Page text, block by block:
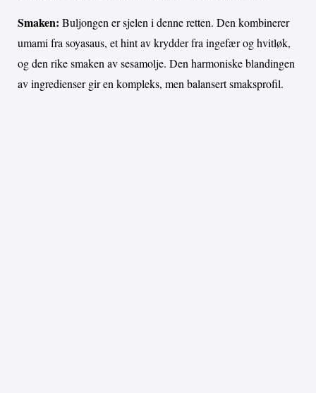
Smaken: Buljongen er sjelen i denne retten. Den kombinerer
umami fra soyasaus, et hint av krydder fra ingefær og hvitløk,
og den rike smaken av sesamolje. Den harmoniske blandingen
av ingredienser gir en kompleks, men balansert smaksprofil.